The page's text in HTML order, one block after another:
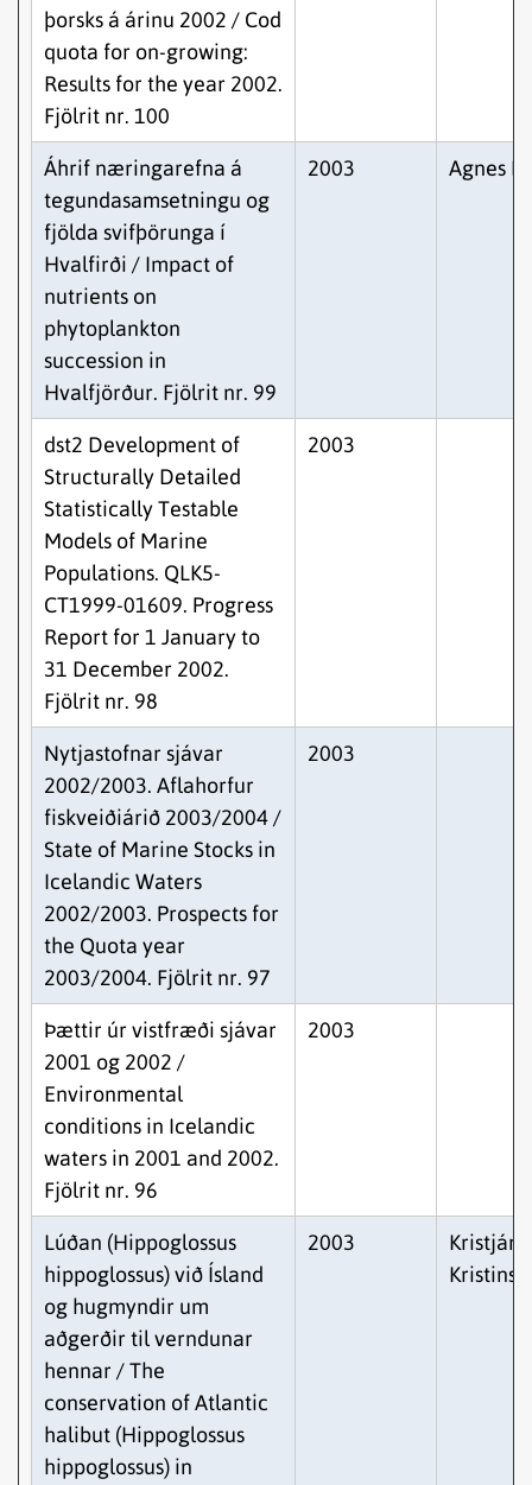
þorsks á árinu 2002 / Cod
quota for on-growing:
Results for the year 2002.
Fjölrit nr. 100
Áhrif næringarefna á
tegundasamsetningu og
fjölda svifþörunga í
Hvalfirði / Impact of
nutrients on
phytoplankton
succession in
Hvalfjörður. Fjölrit nr. 99
2003 Agnes
dst2 Development of
Structurally Detailed
Statistically Testable
Models of Marine
Populations. QLK5-
CT1999-01609. Progress
Report for 1 January to
31 December 2002.
Fjölrit nr. 98
2003
Nytjastofnar sjávar
2002/2003. Aflahorfur
fiskveiðiárið 2003/2004 /
State of Marine Stocks in
Icelandic Waters
2002/2003. Prospects for
the Quota year
2003/2004. Fjölrit nr. 97
2003
Þættir úr vistfræði sjávar
2001 og 2002 /
Environmental
conditions in Icelandic
waters in 2001 and 2002.
Fjölrit nr. 96
2003
Lúðan (Hippoglossus
hippoglossus) við Ísland
og hugmyndir um
aðgerðir til verndunar
hennar / The
conservation of Atlantic
halibut (Hippoglossus
hippoglossus) in
2003
Kristján